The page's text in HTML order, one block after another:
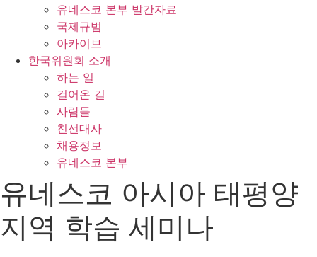
유네스코 본부 발간자료
국제규범
아카이브
한국위원회 소개
하는 일
걸어온 길
사람들
친선대사
채용정보
유네스코 본부
유네스코 아시아 태평양
지역 학습 세미나